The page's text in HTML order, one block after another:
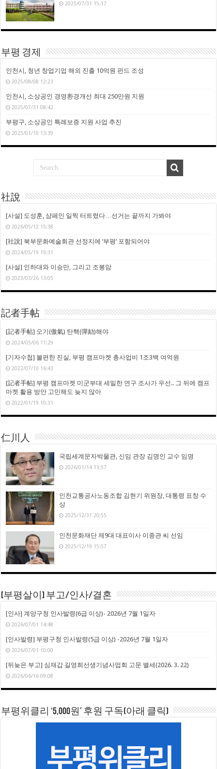
2025/07/31 15:17
부평 경제
인천시, 청년 창업기업 해외 진출 10억원 펀드 조성
2025/08/08 12:23
인천시, 소상공인 경영환경개선 최대 250만원 지원
2025/07/31 08:42
부평구, 소상공인 특례보증 지원 사업 추진
2025/01/10 13:39
社說
[사설] 도성훈, 샴페인 일찍 터트렸다…선거는 끝까지 가봐야
2026/05/12 15:38
[社說] 북부문화예술회관 선정지에 ‘부평’ 포함되어야
2024/05/19 19:31
[사설] 인하대와 이승만, 그리고 조봉암
2023/03/26 13:05
記者手帖
[記者手帖] 오기(傲氣) 탄핵(彈劾)해야
2024/05/06 11:29
[기자수첩] 불편한 진실, 부평 캠프마켓 총사업비 1조3백 여억원
2022/07/10 16:43
[記者手帖] 부평 캠프마켓 미군부대 세밀한 연구 조사가 우선.. 그 뒤에 캠프
마켓 활용 방안 고민해도 늦지 않아
2022/01/19 10:31
仁川人
국립세계문자박물관, 신임 관장 김명인 교수 임명
2026/01/14 13:57
인천교통공사노동조합 김현기 위원장, 대통령 표창 수
상
2025/12/31 20:55
인천문화재단 제9대 대표이사 이종관 씨 선임
2025/12/19 15:57
[부평살이] 부고/인사/결혼
[인사] 계양구청 인사발령(6급 이상)- 2026년 7월 1일자
2026/07/01 14:48
[인사발령] 부평구청 인사발령(5급 이상) -2026년 7월 1일자
2026/07/01 10:00
[뒤늦은 부고] 심재갑 길영희선생기념사업회 고문 별세(2026. 3. 22)
2026/06/16 09:08
부평위클리 ‘5,000원’ 후원 구독(아래 클릭)